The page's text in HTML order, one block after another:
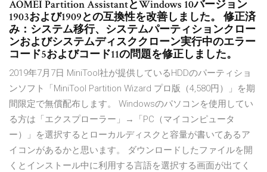
AOMEI Partition AssistantとWindows 10バージョン
1903および1909との互換性を改善しました。 修正済
み：システム移行、システムパーティションクロー
ンおよびシステムディスククローン実行中のエラー
コード5およびコード11の問題を修正しました。
2019年7月7日 MiniTool社が提供しているHDDのパーティショ
ンソフト「MiniTool Partition Wizard プロ版（4,580円）」を期
間限定で無償配布します。 Windowsのパソコンを使用してい
る方は「エクスプローラー」→「PC（マイコンピュータ
ー）」を選択するとローカルディスクと容量が書いてあるア
イコンがあるかと思います。 ダウンロードしたファイルを開
くとインストール中に利用する言語を選択する画面が出てく